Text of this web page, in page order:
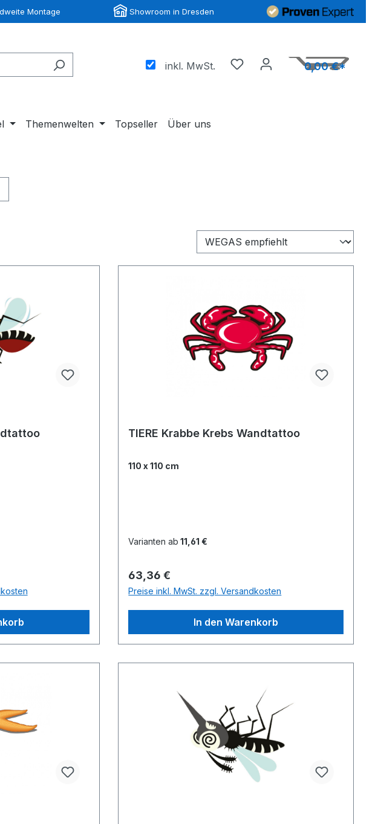
Montage Showroom in Dresden
inkl. MwSt. 0,00 €*
Themenwelten Topseller Über uns
TIERE Krabbe Krebs Wandtattoo
110 x 110 cm
Varianten ab 11,61 €
Regulärer Preis:
63,36 €
Preise inkl. MwSt. zzgl. Versandkosten
In den Warenkorb